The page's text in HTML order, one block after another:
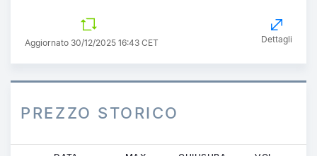
Aggiornato 30/12/2025 16:43 CET Dettagli
PREZZO STORICO